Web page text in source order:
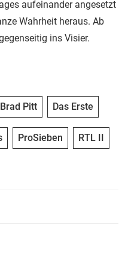
aufeinander angesetzt
Wahrheit heraus. Ab
ins Visier.
Brad Pitt Das Erste
ProSieben RTL II